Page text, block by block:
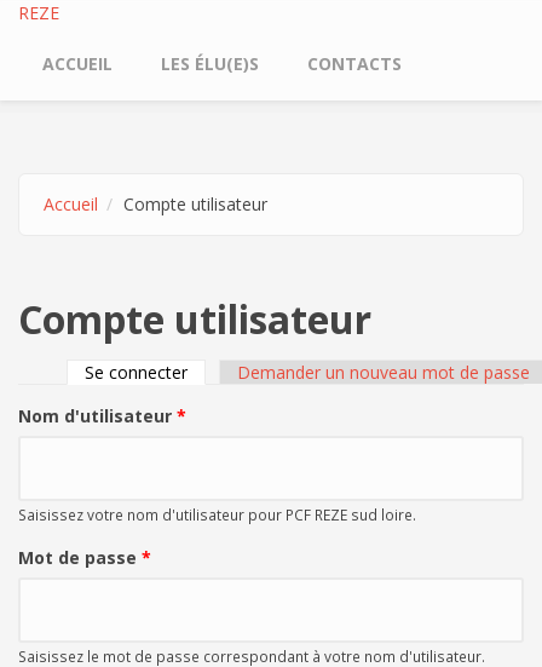
REZE
ACCUEIL LES ÉLU(E)S CONTACTS
Accueil Compte utilisateur
Compte utilisateur
Onglets principaux
Se connecter(onglet actif)Demander un nouveau mot de passe
Nom d'utilisateur *
Saisissez votre nom d'utilisateur pour PCF REZE sud loire.
Mot de passe *
Saisissez le mot de passe correspondant à votre nom d'utilisateur.